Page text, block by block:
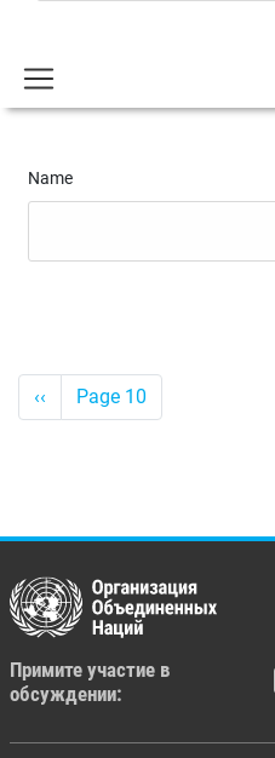
Name
Pagination
<-
Предыдущее
‹‹ Page 10
Примите участие в
обсуждении: